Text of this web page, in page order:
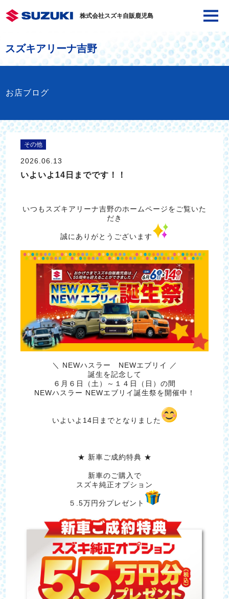
株式会社スズキ自販鹿児島
スズキアリーナ吉野
お店ブログ
その他
2026.06.13
いよいよ14日までです！！
いつもスズキアリーナ吉野のホームページをご覧いた
だき
誠にありがとうございます
＼ NEWハスラー NEWエブリイ ／
誕生を記念して
６月６日（土）～１４日（日）の間
NEWハスラー NEWエブリイ誕生祭を開催中！
いよいよ14日までとなりました
★ 新車ご成約特典 ★
新車のご購入で
スズキ純正オプション
５.5万円分プレゼント